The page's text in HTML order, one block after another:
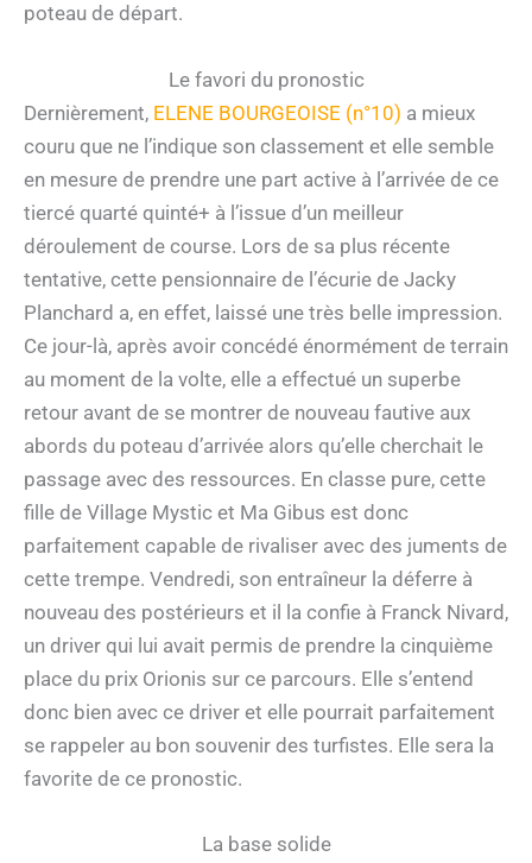
poteau de départ.
Le favori du pronostic
Dernièrement, ELENE BOURGEOISE (n°10) a mieux
couru que ne l’indique son classement et elle semble
en mesure de prendre une part active à l’arrivée de ce
tiercé quarté quinté+ à l’issue d’un meilleur
déroulement de course. Lors de sa plus récente
tentative, cette pensionnaire de l’écurie de Jacky
Planchard a, en effet, laissé une très belle impression.
Ce jour-là, après avoir concédé énormément de terrain
au moment de la volte, elle a effectué un superbe
retour avant de se montrer de nouveau fautive aux
abords du poteau d’arrivée alors qu’elle cherchait le
passage avec des ressources. En classe pure, cette
fille de Village Mystic et Ma Gibus est donc
parfaitement capable de rivaliser avec des juments de
cette trempe. Vendredi, son entraîneur la déferre à
nouveau des postérieurs et il la confie à Franck Nivard,
un driver qui lui avait permis de prendre la cinquième
place du prix Orionis sur ce parcours. Elle s’entend
donc bien avec ce driver et elle pourrait parfaitement
se rappeler au bon souvenir des turfistes. Elle sera la
favorite de ce pronostic.
La base solide